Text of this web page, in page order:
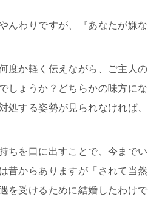
んわりですが、『あなたが嫌
度か軽く伝えながら、ご主人の
しょうか？どちらかの味方に
処する姿勢が見られなければ
ちを口に出すことで、今まで
昔からありますが「されて当然
を受けるために結婚したわけで